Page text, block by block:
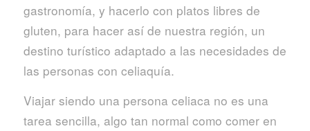
gastronomía, y hacerlo con platos libres de
gluten, para hacer así de nuestra región, un
destino turístico adaptado a las necesidades de
las personas con celiaquía.
Viajar siendo una persona celiaca no es una
tarea sencilla, algo tan normal como comer en